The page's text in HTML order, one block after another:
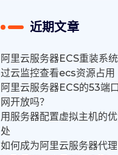
近期文章
阿里云服务器ECS重装系
过云监控查看ecs资源占用
阿里云服务器ECS的53端
网开放吗？
用服务器配置虚拟主机的
处
如何成为阿里云服务器代理